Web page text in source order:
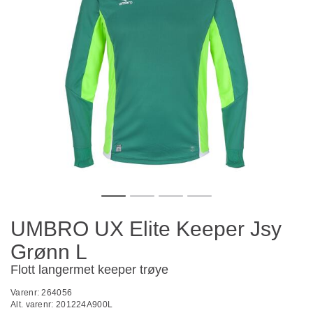
UMBRO UX Elite Keeper Jsy
Grønn L
Flott langermet keeper trøye
Varenr:264056
Alt. varenr: 201224A900L